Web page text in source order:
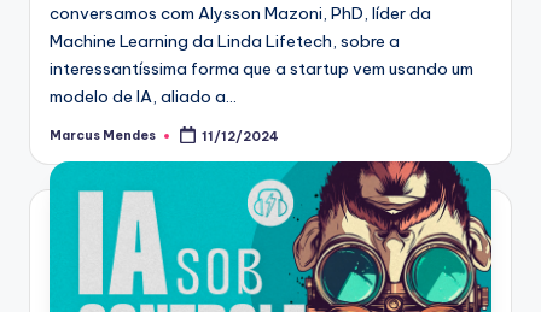
conversamos com Alysson Mazoni, PhD, líder da
Machine Learning da Linda Lifetech, sobre a
interessantíssima forma que a startup vem usando um
modelo de IA, aliado a…
Posted
Marcus Mendes 11/12/2024